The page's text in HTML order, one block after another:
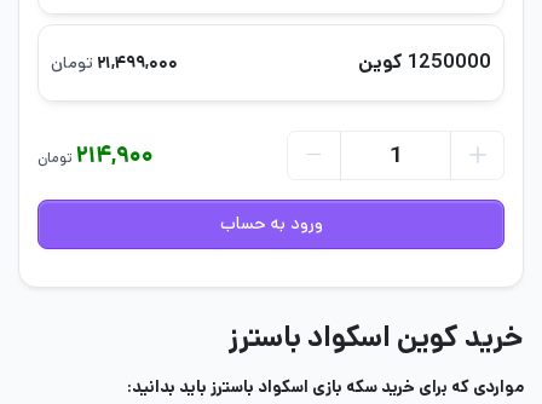
خرید کوین اسکواد باسترز
مواردی که برای خرید سکه بازی اسکواد باسترز باید بدانید:
1250000 کوین ۲۱,۴۹۹,۰۰۰ تومان
۲۱۴,۹۰۰ تومان
ورود به حساب